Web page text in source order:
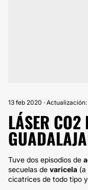
13 feb 2020 ·
LÁSER
Tuve dos episodios de
secuelas de varicela (a
cicatrices de todo tipo